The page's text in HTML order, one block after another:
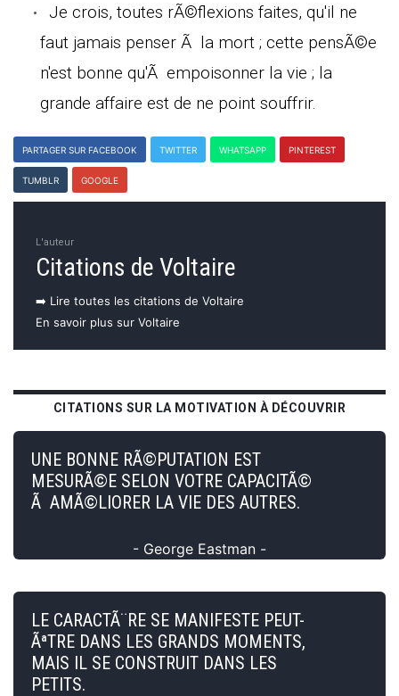
Je crois, toutes rÃ©flexions faites, qu'il ne
faut jamais penser Ã la mort ; cette pensÃ©e
n'est bonne qu'Ã empoisonner la vie ; la
grande affaire est de ne point souffrir.
PARTAGER SUR FACEBOOK TWITTER WHATSAPP PINTEREST
TUMBLR GOOGLE
L'auteur
Citations de Voltaire
➡️ Lire toutes les citations de Voltaire
En savoir plus sur Voltaire
CITATIONS SUR LA MOTIVATION À DÉCOUVRIR
UNE BONNE RÃ©PUTATION EST
MESURÃ©E SELON VOTRE CAPACITÃ©
Ã AMÃ©LIORER LA VIE DES AUTRES.
- George Eastman -
LE CARACTÃ¨RE SE MANIFESTE PEUT-
ÃªTRE DANS LES GRANDS MOMENTS,
MAIS IL SE CONSTRUIT DANS LES
PETITS.